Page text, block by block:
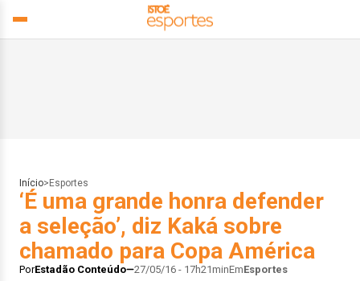
Início> Esportes
‘É uma grande honra defender
a seleção’, diz Kaká sobre
chamado para Copa América
PorEstadão Conteúdo 27/05/16 - 17h21minEmEsportes